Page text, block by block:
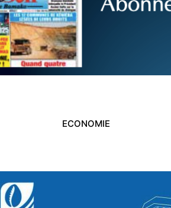
ECONOMIE